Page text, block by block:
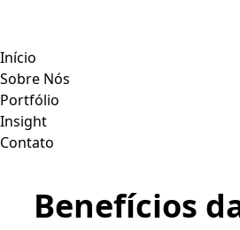
Início
Sobre Nós
Portfólio
Insight
Contato
Benefícios